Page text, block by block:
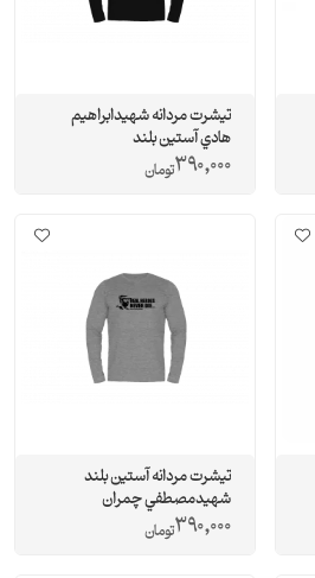
تيشرت مردانه شهيدابراهيم
هادي آستین بلند
390,000تومان
تيشرت مردانه آستین بلند
شهيدمصطفي چمران
390,000تومان